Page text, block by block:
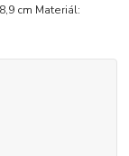
cm Materiál: